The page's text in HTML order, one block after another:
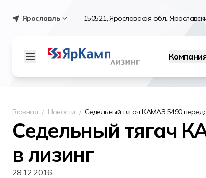
Ярославль 150521, Ярославская обл.,
Главная Новости Седельный тягач КАМАЗ 5490
Седельный тягач
в лизинг
28.12.2016